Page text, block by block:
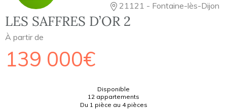
21121 - Fontaine-lès-Dijon
LES SAFFRES D’OR 2
À partir de
139 000€
Disponible
12 appartements
Du 1 pièce au 4 pièces